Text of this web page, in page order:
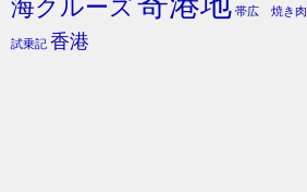
海クルーズ
帯広 焼き肉
試乗記 香港